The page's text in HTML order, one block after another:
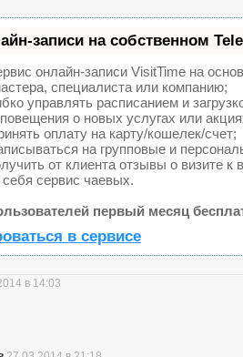
записи на собственном
онлайн-записи VisitTime на
специалиста или компанию;
управлять расписанием и
о новых услугах или
оплату на карту/кошелек/счет;
на групповые и
от клиента отзывы о визите к
сервис чаевых.
первый месяц
в сервисе
в 14:03